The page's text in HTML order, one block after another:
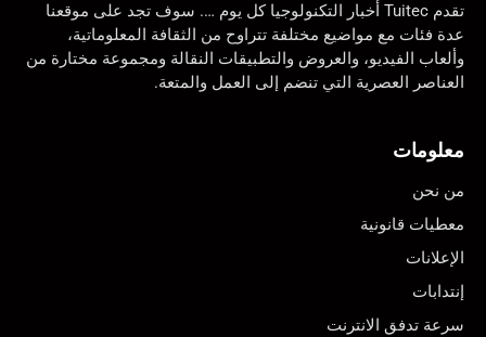
تقدم Tuitec أخبار التكنولوجيا كل يوم …. سوف تجد على موقعنا
عدة فئات مع مواضيع مختلفة تتراوح من الثقافة المعلوماتية،
وألعاب الفيديو، والعروض والتطبيقات النقالة ومجموعة مختارة من
العناصر العصرية التي تنضم إلى العمل والمتعة.
معلومات
من نحن
معطيات قانونية
الإعلانات
إنتدابات
سرعة تدفق الانترنت